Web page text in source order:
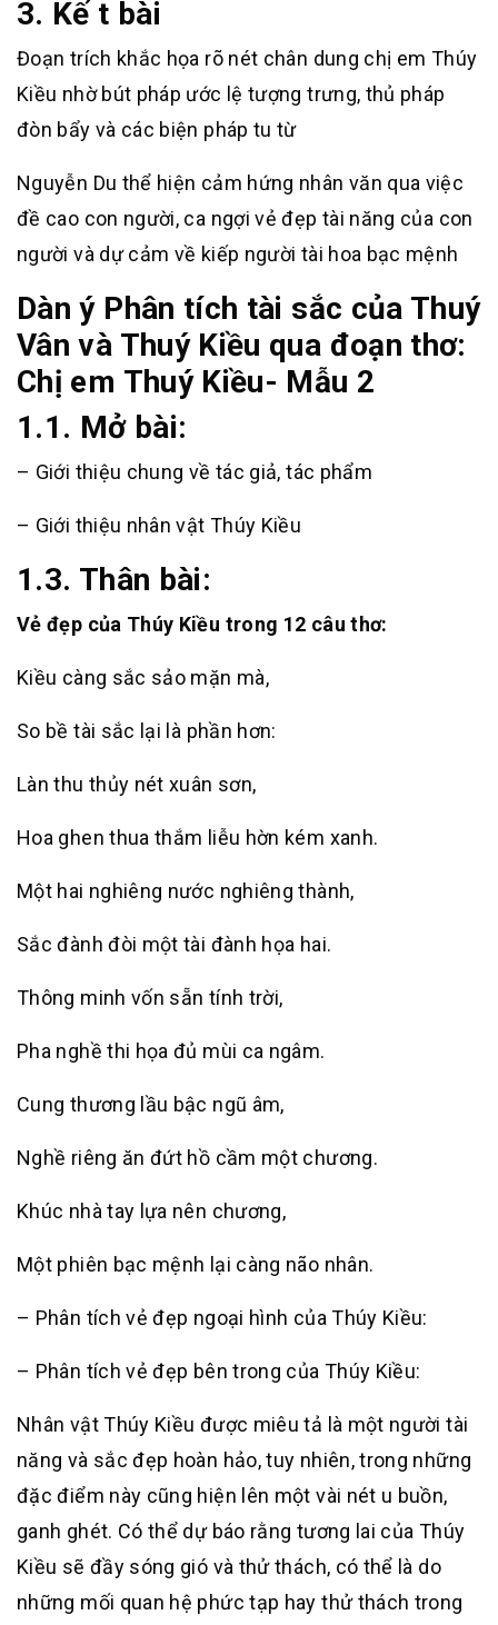
3. Kế t bài
Đoạn trích khắc họa rõ nét chân dung chị em Thúy
Kiều nhờ bút pháp ước lệ tượng trưng, thủ pháp
đòn bẩy và các biện pháp tu từ
Nguyễn Du thể hiện cảm hứng nhân văn qua việc
đề cao con người, ca ngợi vẻ đẹp tài năng của con
người và dự cảm về kiếp người tài hoa bạc mệnh
Dàn ý Phân tích tài sắc của Thuý
Vân và Thuý Kiều qua đoạn thơ:
Chị em Thuý Kiều- Mẫu 2
1.1. Mở bài:
– Giới thiệu chung về tác giả, tác phẩm
– Giới thiệu nhân vật Thúy Kiều
1.3. Thân bài:
Vẻ đẹp của Thúy Kiều trong 12 câu thơ:
Kiều càng sắc sảo mặn mà,
So bề tài sắc lại là phần hơn:
Làn thu thủy nét xuân sơn,
Hoa ghen thua thắm liễu hờn kém xanh.
Một hai nghiêng nước nghiêng thành,
Sắc đành đòi một tài đành họa hai.
Thông minh vốn sẵn tính trời,
Pha nghề thi họa đủ mùi ca ngâm.
Cung thương lầu bậc ngũ âm,
Nghề riêng ăn đứt hồ cầm một chương.
Khúc nhà tay lựa nên chương,
Một phiên bạc mệnh lại càng não nhân.
– Phân tích vẻ đẹp ngoại hình của Thúy Kiều:
– Phân tích vẻ đẹp bên trong của Thúy Kiều:
Nhân vật Thúy Kiều được miêu tả là một người tài
năng và sắc đẹp hoàn hảo, tuy nhiên, trong những
đặc điểm này cũng hiện lên một vài nét u buồn,
ganh ghét. Có thể dự báo rằng tương lai của Thúy
Kiều sẽ đầy sóng gió và thử thách, có thể là do
những mối quan hệ phức tạp hay thử thách trong